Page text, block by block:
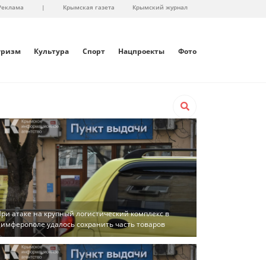
| Крымская газета Крымский журнал
Культура Спорт Нацпроекты Фото
атаке на крупный логистический комплекс в
удалось сохранить часть товаров